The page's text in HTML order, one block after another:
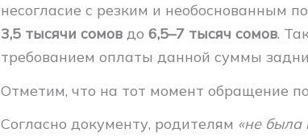
несогласие с резким и необоснованным
3,5 тысячи сомов до 6,5–7 тысяч сомов.
требованием оплаты данной суммы
Отметим, что на тот момент обращение
Согласно документу, родителям «не была